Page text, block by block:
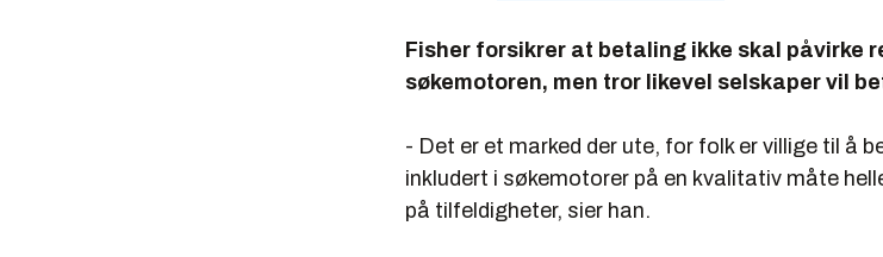
Fisher forsikrer at betaling ikke skal påvirke
søkemotoren, men tror likevel selskaper vil
- Det er et marked der ute, for folk er villige til å
inkludert i søkemotorer på en kvalitativ måte
på tilfeldigheter, sier han.